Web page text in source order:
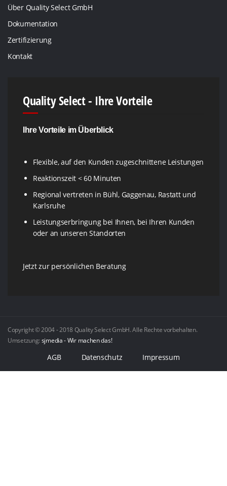
Über Quality Select GmbH
Dokumentation
Zertifizierung
Kontakt
Quality Select - Ihre Vorteile
Ihre Vorteile im Überblick
Flexible, auf den Kunden zugeschnittene Leistungen
Reaktionszeit < 60 Minuten
Regional vertreten in Bühl, Gaggenau, Rastatt und
Karlsruhe
Leistungserbringung bei Ihnen, bei Ihren Kunden
oder an unseren Standorten
Jetzt zur persönlichen Beratung
Copyright © 2004 - 2018 Quality Select GmbH. Alle Rechte vorbehalten.
Umsetzung: sjmedia - Wir machen das!
AGB Datenschutz Impressum